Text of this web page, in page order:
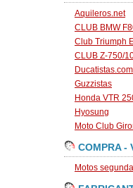
Aquileros.net
CLUB BMW
Club Triumph
CLUB Z-750/
Ducatistas.com
Guzzistas
Honda VTR
Hyosung
Moto Club
COMPRA -
Motos